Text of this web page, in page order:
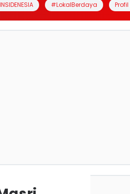
INSIDENESIA #LokalBerdaya